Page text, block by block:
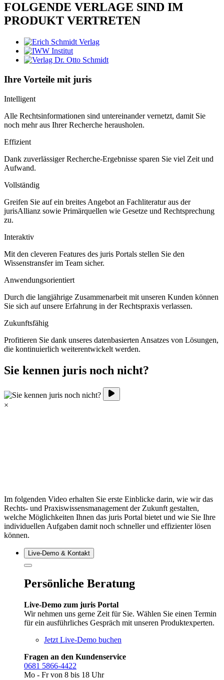
FOLGENDE VERLAGE SIND IM
PRODUKT VERTRETEN
Ihre Vorteile mit juris
Intelligent
Alle Rechtsinformationen sind untereinander vernetzt, damit Sie
noch mehr aus Ihrer Recherche herausholen.
Effizient
Dank zuverlässiger Recherche-Ergebnisse sparen Sie viel Zeit und
Aufwand.
Vollständig
Greifen Sie auf ein breites Angebot an Fachliteratur aus der
jurisAllianz sowie Primärquellen wie Gesetze und Rechtsprechung
zu.
Interaktiv
Mit den cleveren Features des juris Portals stellen Sie den
Wissenstransfer im Team sicher.
Anwendungsorientiert
Durch die langjährige Zusammenarbeit mit unseren Kunden können
Sie sich auf unsere Erfahrung in der Rechtspraxis verlassen.
Zukunftsfähig
Profitieren Sie dank unseres datenbasierten Ansatzes von Lösungen,
die kontinuierlich weiterentwickelt werden.
Sie kennen juris noch nicht?
×
Im folgenden Video erhalten Sie erste Einblicke darin, wie wir das
Rechts- und Praxiswissensmanagement der Zukunft gestalten,
welche Möglichkeiten Ihnen das juris Portal bietet und wie Sie Ihre
individuellen Aufgaben damit noch schneller und effizienter lösen
können.
Live‑Demo & Kontakt
Persönliche Beratung
Live-Demo zum juris Portal
Wir nehmen uns gerne Zeit für Sie. Wählen Sie einen Termin
für ein ausführliches Gespräch mit unseren Produktexperten.
Jetzt Live-Demo buchen
Fragen an den Kundenservice
0681 5866-4422
Mo - Fr von 8 bis 18 Uhr